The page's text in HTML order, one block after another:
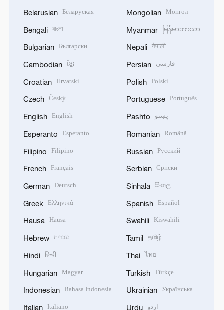
Belarusian Беларуская
Bengali বাংলা
Bulgarian Български
Cambodian ខ្មែរ
Croatian Hrvatski
Czech Český
English English
Esperanto Esperanto
Filipino Filipino
French Français
German Deutsch
Greek Ελληνικά
Hausa Hausa
Hebrew עברית
Hindi हिन्दी
Hungarian Magyar
Indonesian Bahasa Indonesia
Italian Italiano
Mongolian Монгол
Myanmar မြန်မာဘာသာ
Nepali नेपाली
Persian فارسی
Polish Polski
Portuguese Português
Pashto پښتو
Romanian Română
Russian Русский
Serbian Српски
Sinhala සිංහල
Spanish Español
Swahili Kiswahili
Tamil தமிழ்
Thai ไทย
Turkish Türkçe
Ukrainian Українська
Urdu اردو